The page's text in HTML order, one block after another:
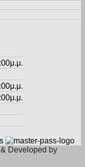
Developed by